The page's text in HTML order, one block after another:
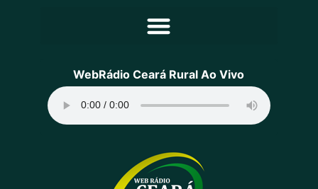
Principal
Programação
Equipe
Contato
WebRádio Ceará Rural Ao Vivo